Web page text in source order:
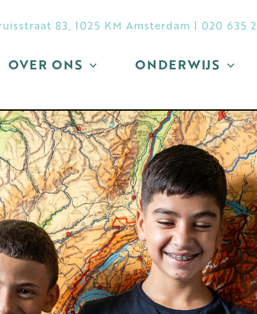
83, 1025 KM Amsterdam | 020 635
OVER ONS ONDERWIJS